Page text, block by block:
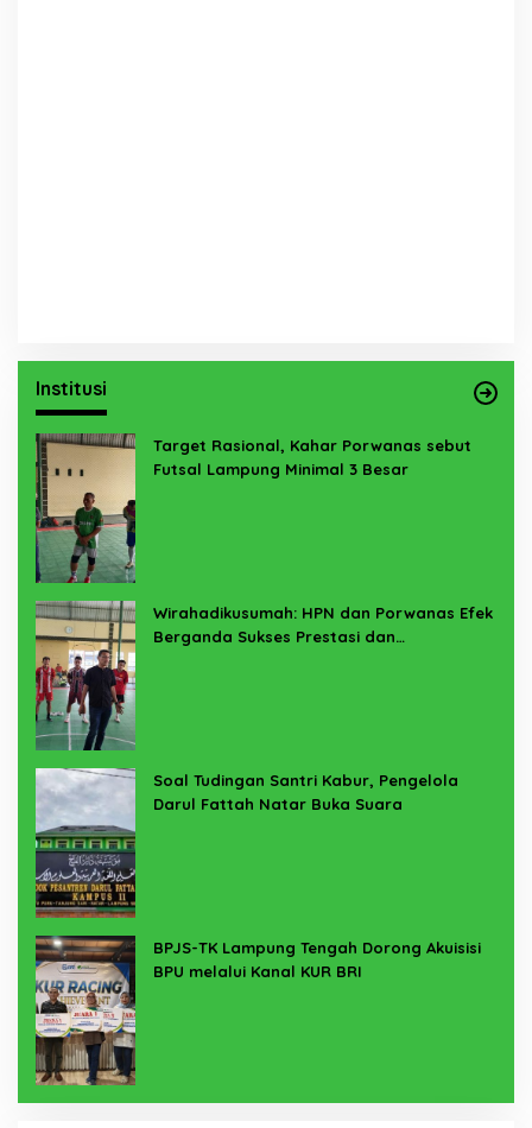
Institusi
Target Rasional, Kahar Porwanas sebut
Futsal Lampung Minimal 3 Besar
Wirahadikusumah: HPN dan Porwanas Efek
Berganda Sukses Prestasi dan
Soal Tudingan Santri Kabur, Pengelola
Darul Fattah Natar Buka Suara
BPJS-TK Lampung Tengah Dorong Akuisisi
BPU melalui Kanal KUR BRI